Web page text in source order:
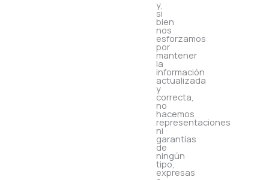
y,
si
bien
nos
esforzamos
por
mantener
la
información
actualizada
y
correcta,
no
hacemos
representaciones
ni
garantías
de
ningún
tipo,
expresas